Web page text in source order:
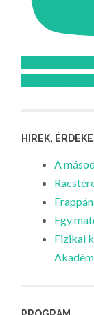
HÍREK,
A
Egy
Fizikai